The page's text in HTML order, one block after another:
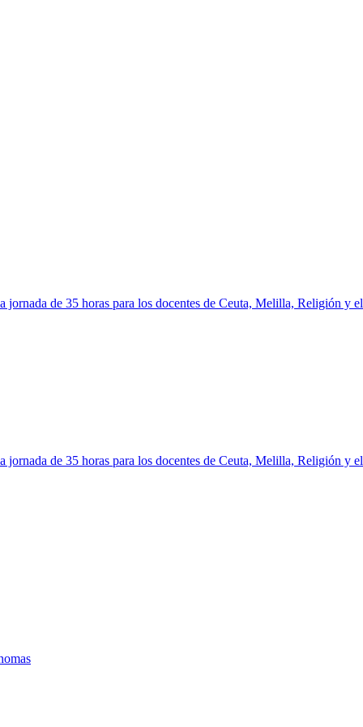
jornada de 35 horas para los docentes de Ceuta, Melilla, Religión y
jornada de 35 horas para los docentes de Ceuta, Melilla, Religión y